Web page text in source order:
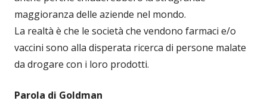
maggioranza delle aziende nel mondo.
La realtà è che le società che vendono farmaci e/o
vaccini sono alla disperata ricerca di persone malate
da drogare con i loro prodotti.
Parola di Goldman